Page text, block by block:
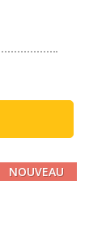
NOUVEAU